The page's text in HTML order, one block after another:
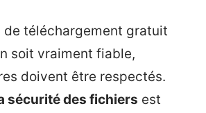
de téléchargement gratuit
soit vraiment fiable,
doivent être respectés.
sécurité des fichiers est